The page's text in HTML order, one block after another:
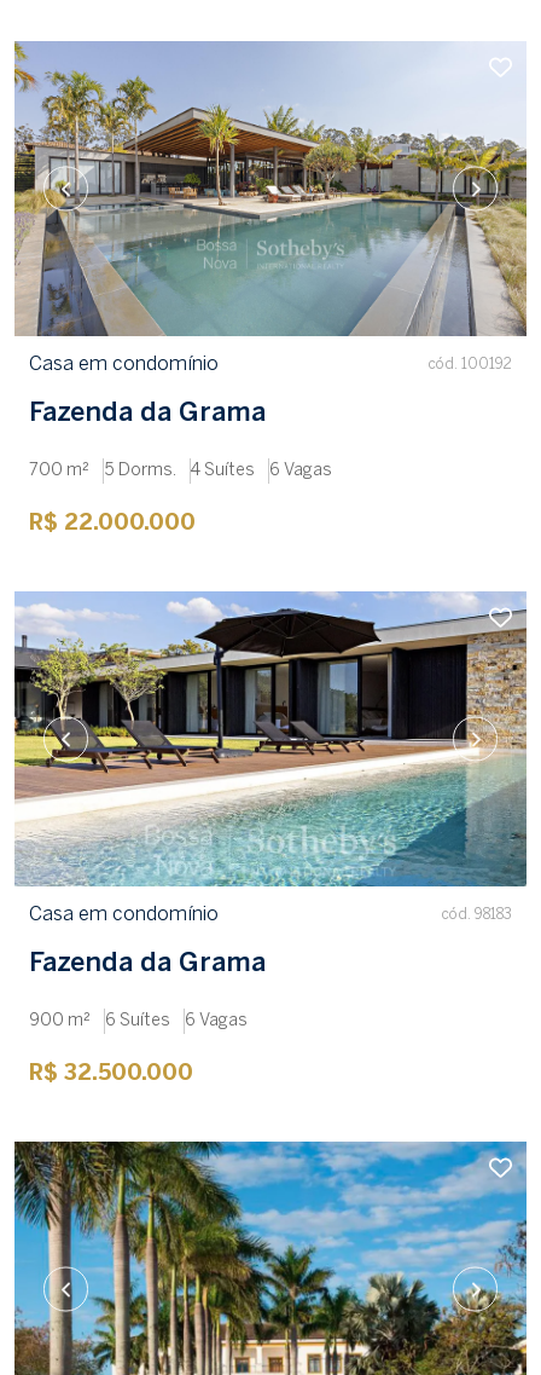
Casa em condomínio cód. 100192
Fazenda da Grama
700 m² 5 Dorms. 4 Suítes 6 Vagas
R$ 22.000.000
Casa em condomínio cód. 98183
Fazenda da Grama
900 m² 6 Suítes 6 Vagas
R$ 32.500.000